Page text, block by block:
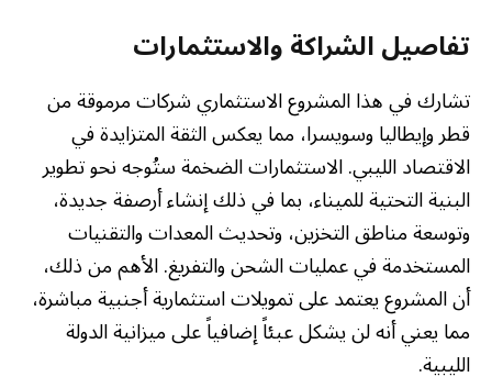
تفاصيل الشراكة والاستثمارات
تشارك في هذا المشروع الاستثماري شركات مرموقة من
قطر وإيطاليا وسويسرا، مما يعكس الثقة المتزايدة في
الاقتصاد الليبي. الاستثمارات الضخمة ستُوجه نحو تطوير
البنية التحتية للميناء، بما في ذلك إنشاء أرصفة جديدة،
وتوسعة مناطق التخزين، وتحديث المعدات والتقنيات
المستخدمة في عمليات الشحن والتفريغ. الأهم من ذلك،
أن المشروع يعتمد على تمويلات استثمارية أجنبية مباشرة،
مما يعني أنه لن يشكل عبئاً إضافياً على ميزانية الدولة
الليبية.